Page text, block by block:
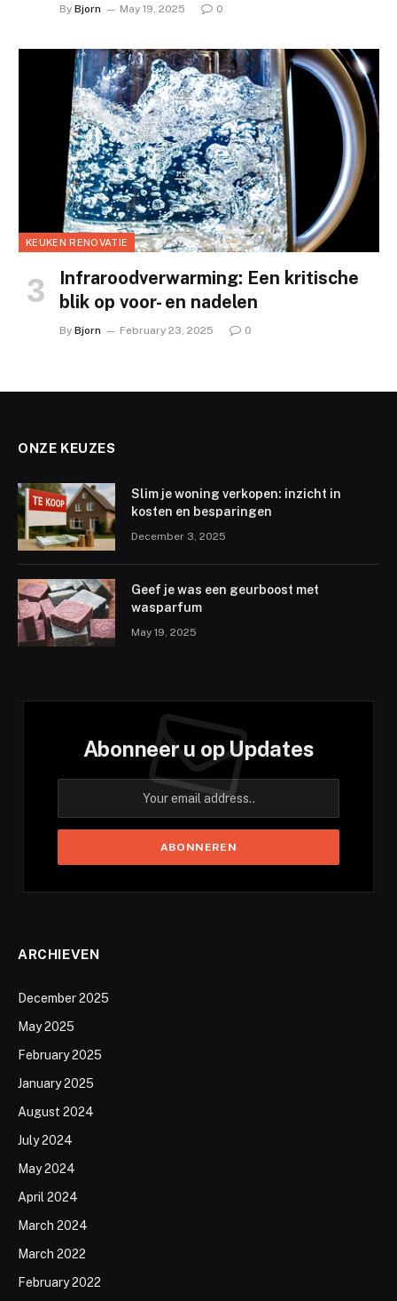
By Bjorn May 19, 2025 0
KEUKEN RENOVATIE
Infraroodverwarming: Een kritische
blik op voor- en nadelen
By Bjorn February 23, 2025 0
ONZE KEUZES
Slim je woning verkopen: inzicht in
kosten en besparingen
December 3, 2025
Geef je was een geurboost met
wasparfum
May 19, 2025
Abonneer u op Updates
ARCHIEVEN
December 2025
May 2025
February 2025
January 2025
August 2024
July 2024
May 2024
April 2024
March 2024
March 2022
February 2022